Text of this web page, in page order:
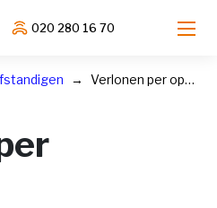
020 280 16 70
Verlonen per opdracht